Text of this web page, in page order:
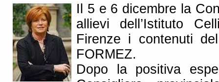
Il 5 e 6 dicembre la
allievi dell’Istituto
Firenze i contenuti
FORMEZ.
Dopo la positiva